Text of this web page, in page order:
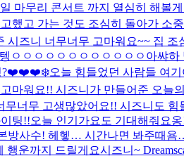
마무리 콘서트 까지 열심히 해볼
했고 가는 것도 조심히 돌아가 소
시즈니 너무너무 고마워요~~ 집 조
ㅇㅇㅇㅇㅇㅇㅇㅇㅇㅇㅇㅇ아쌰하
잉?❤️❤️❤️❄️오늘 힘들었던 사람들 여
마워요!! 시즈니가 만들어준 오늘
무너무 고생많았어요!! 시즈니도 힘
팅!!오늘 인기가요도 기대해줘요
방사수! 헤헿… 시간나면 봐주때욤
행운까지 드릴게요시즈니~